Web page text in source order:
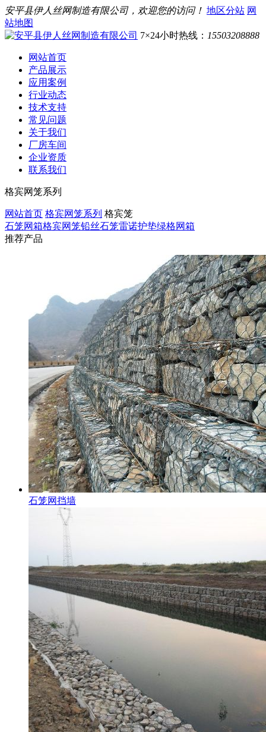
安平县伊人丝网制造有限公司，欢迎您的访问！ 地区分站 网
站地图
7×24小时热线： 15503208888
网站首页
产品展示
应用案例
行业动态
技术支持
常见问题
关于我们
厂房车间
企业资质
联系我们
格宾网笼系列
网站首页 格宾网笼系列 格宾笼
石笼网箱格宾网笼铅丝石笼雷诺护垫绿格网箱
推荐产品
石笼网挡墙